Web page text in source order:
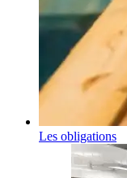
Les obligations